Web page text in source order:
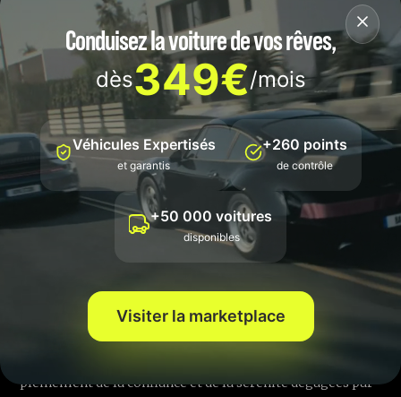
C’est l’ensemble de ces compétences qui font de Palou le
favori indiscutable pour la couronne 2025. Son équipe,
, bénéficie aussi de cette excellence, profitant
pleinement de la confiance et de la sérénité dégagées par
Conduisez la voiture de vos rêves,
dès349€/mois
Véhicules Expertisés
et garantis
+260 points
de contrôle
+50 000 voitures
disponibles
Visiter la marketplace